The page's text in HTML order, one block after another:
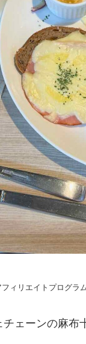
ィリエイトプログラ
ェーンの麻布